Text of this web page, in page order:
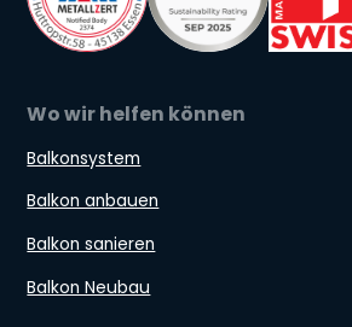
Wo wir helfen können
Balkonsystem
Balkon anbauen
Balkon sanieren
Balkon Neubau